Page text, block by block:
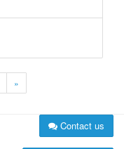
»
Contact us